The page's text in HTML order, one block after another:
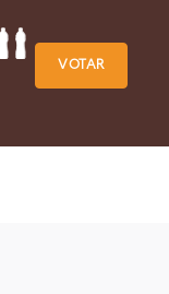
VOTAR